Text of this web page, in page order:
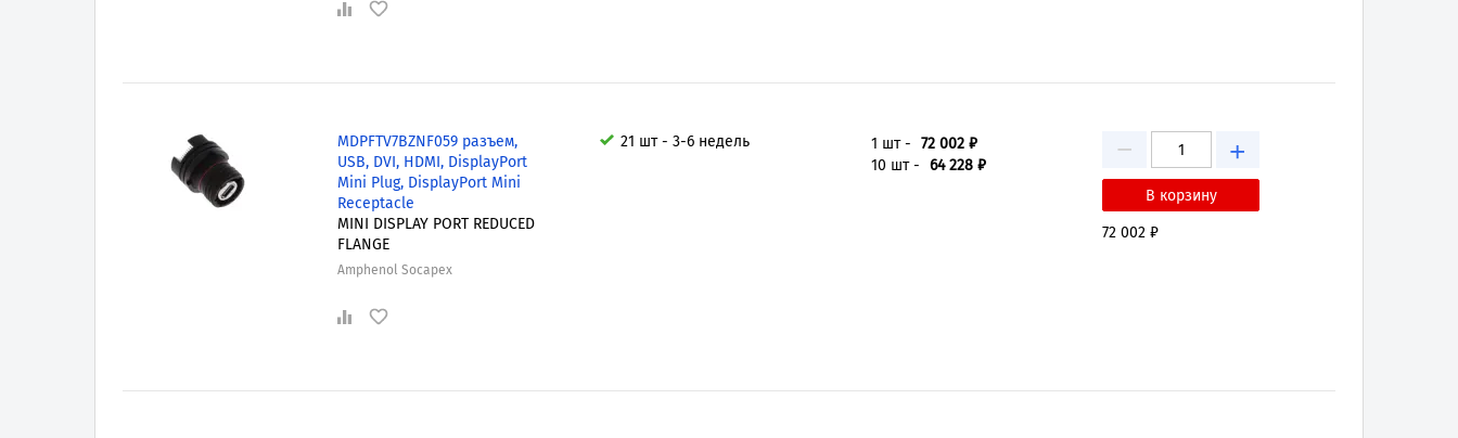
MDPFTV7BZNF059 разъем,
USB, DVI, HDMI, DisplayPort
Mini Plug, DisplayPort Mini
Receptacle
MINI DISPLAY PORT REDUCED
FLANGE
Amphenol Socapex
21 шт - 3-6 недель 1 шт - 72 002 ₽
10 шт - 64 228 ₽ − +
72 002 ₽